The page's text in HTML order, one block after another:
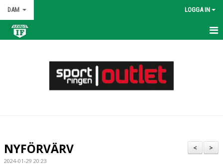
DAM LOGGA IN
BILDGALLERI
>
<
NYFÖRVÄRV
2024-01-29 20:23